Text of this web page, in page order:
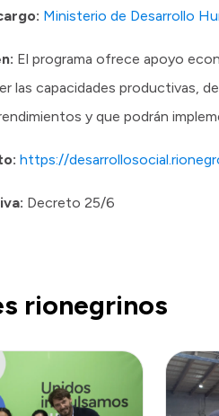
Ministerio de Desarrollo
El programa ofrece apoyo
las capacidades productivas,
y que podrán
https://
Decreto 25/6
rionegrinos